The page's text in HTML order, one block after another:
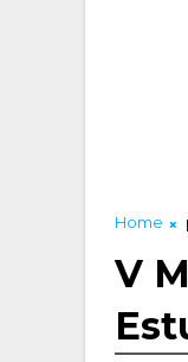
Home
V